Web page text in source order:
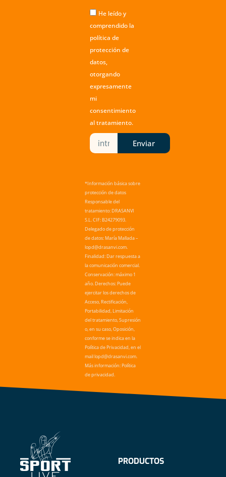
m
He leído y
comprendido la
política de
protección de
datos,
otorgando
expresamente
mi
consentimiento
al tratamiento.
Enviar
*Información básica sobre
protección de datos
Responsable del
tratamiento: DRASANVI
S.L. CIF: B24279093.
Delegado de protección
de datos: María Mallada –
lopd@drasanvi.com.
Finalidad: Dar respuesta a
la comunicación comercial.
Conservación: máximo 1
año. Derechos: Puede
ejercitar los derechos de
Acceso, Rectificación,
Portabilidad, Limitación
del tratamiento, Supresión
o, en su caso, Oposición,
conforme se indica en la
Política de Privacidad, en el
mail lopd@drasanvi.com.
Más información: Política
de privacidad.
PRODUCTOS